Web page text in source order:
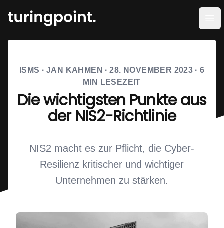
ISMS · JAN KAHMEN · 28. NOVEMBER 2023 · 6
MIN LESEZEIT
Die wichtigsten Punkte aus
der NIS2-Richtlinie
NIS2 macht es zur Pflicht, die Cyber-
Resilienz kritischer und wichtiger
Unternehmen zu stärken.